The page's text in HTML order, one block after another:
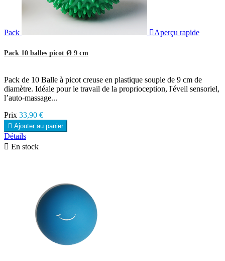
Pack Aperçu rapide
Pack 10 balles picot Ø 9 cm
Pack de 10 Balle à picot creuse en plastique souple de 9 cm de
diamètre. Idéale pour le travail de la proprioception, l'éveil sensoriel,
l’auto-massage...
Prix 33,90 €
 Ajouter au panier
Détails
 En stock